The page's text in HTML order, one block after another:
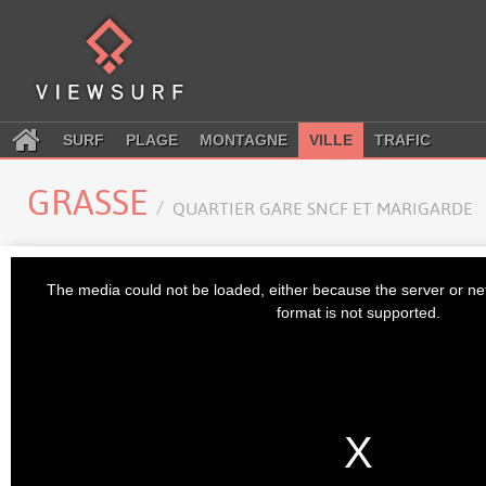
SURF PLAGE MONTAGNE VILLE TRAFIC
GRASSE QUARTIER GARE SNCF ET MARIGARDE
The media could not be loaded, either because the server or
format is not supported.